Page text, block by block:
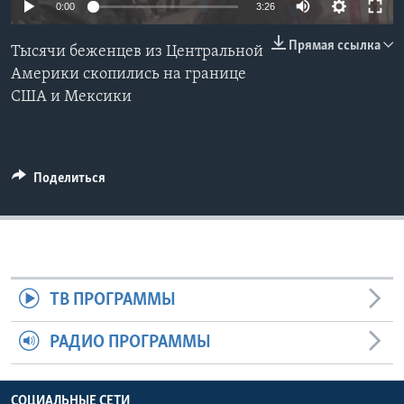
СОЦИАЛЬНЫЕ СЕТИ
0:00 3:26
Прямая ссылка
Тысячи беженцев из Центральной
Америки скопились на границе
США и Мексики
Поделиться
ТВ ПРОГРАММЫ
РАДИО ПРОГРАММЫ